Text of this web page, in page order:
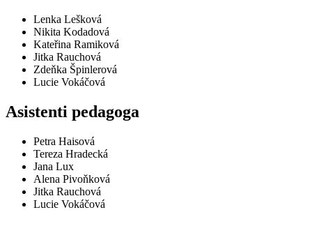
Len­ka Leš­ko­vá
Nikita Kodadová
Kateřina Ramiková
Jit­ka Rau­cho­vá
Zdeňka Špinlerová
Lucie Vokáčová
Asistenti pedagoga
Petra Haisová
Tereza Hradecká
Jana Lux
Alena Pivoňková
Jitka Rauchová
Lucie Vokáčová